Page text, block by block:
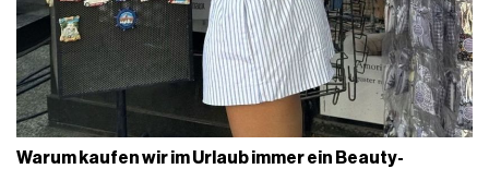
Warum kaufen wir im Urlaub immer ein Beauty-